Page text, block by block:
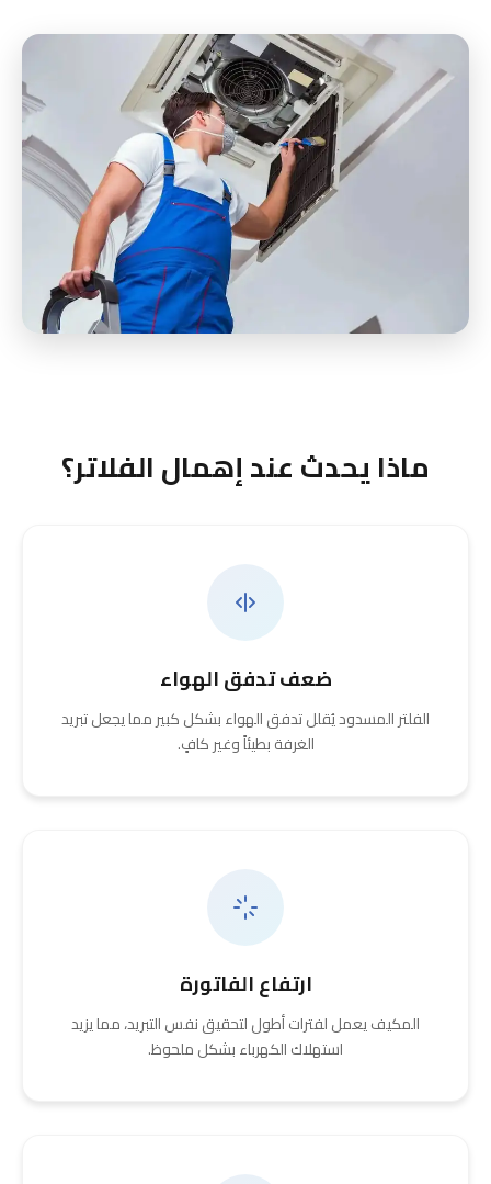
ماذا يحدث عند إهمال الفلاتر؟
ضعف تدفق الهواء
الفلتر المسدود يُقلل تدفق الهواء بشكل كبير مما يجعل تبريد
الغرفة بطيئاً وغير كافٍ.
ارتفاع الفاتورة
المكيف يعمل لفترات أطول لتحقيق نفس التبريد، مما يزيد
استهلاك الكهرباء بشكل ملحوظ.